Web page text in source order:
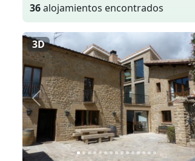
36alojamientos encontrados
Anterior
3D